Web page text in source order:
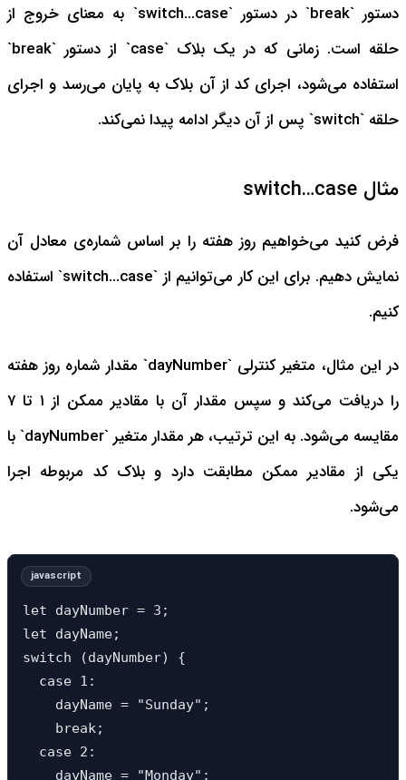
دستور `break` در دستور `switch...case` به معنای خروج از
حلقه است. زمانی که در یک بلاک `case` از دستور `break`
استفاده می‌شود، اجرای کد از آن بلاک به پایان می‌رسد و اجرای
حلقه `switch` پس از آن دیگر ادامه پیدا نمی‌کند.
مثال switch…case
فرض کنید می‌خواهیم روز هفته را بر اساس شماره‌ی معادل آن
نمایش دهیم. برای این کار می‌توانیم از `switch...case` استفاده
کنیم.
در این مثال، متغیر کنترلی `dayNumber` مقدار شماره روز هفته
را دریافت می‌کند و سپس مقدار آن با مقادیر ممکن از ۱ تا ۷
مقایسه می‌شود. به این ترتیب، هر مقدار متغیر `dayNumber` با
یکی از مقادیر ممکن مطابقت دارد و بلاک کد مربوطه اجرا
می‌شود.
let dayNumber = 3;
let dayName;
switch (dayNumber) {
  case 1:
    dayName = "Sunday";
    break;
  case 2:
    dayName = "Monday";